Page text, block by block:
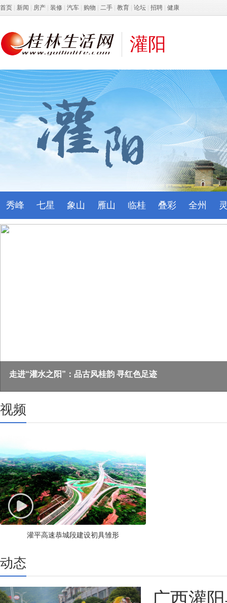
首页 新闻 房产 装修 汽车 购物 二手 教育 论坛 招聘 健康
灌阳
秀峰 七星 象山 雁山 临桂 叠彩 全州
灌阳：金秋砂糖桔丰收上市
视频
灌平高速恭城段建设初具雏形
动态
广西灌